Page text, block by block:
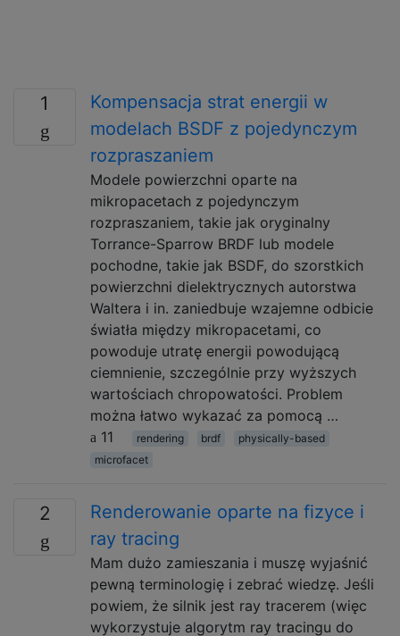
1
Kompensacja strat energii w
modelach BSDF z pojedynczym
rozpraszaniem
Modele powierzchni oparte na
mikropacetach z pojedynczym
rozpraszaniem, takie jak oryginalny
Torrance-Sparrow BRDF lub modele
pochodne, takie jak BSDF, do szorstkich
powierzchni dielektrycznych autorstwa
Waltera i in. zaniedbuje wzajemne odbicie
światła między mikropacetami, co
powoduje utratę energii powodującą
ciemnienie, szczególnie przy wyższych
wartościach chropowatości. Problem
można łatwo wykazać za pomocą …
11
rendering brdf
physically-based
microfacet
2
Renderowanie oparte na fizyce i
ray tracing
Mam dużo zamieszania i muszę wyjaśnić
pewną terminologię i zebrać wiedzę. Jeśli
powiem, że silnik jest ray tracerem (więc
wykorzystuje algorytm ray tracingu do